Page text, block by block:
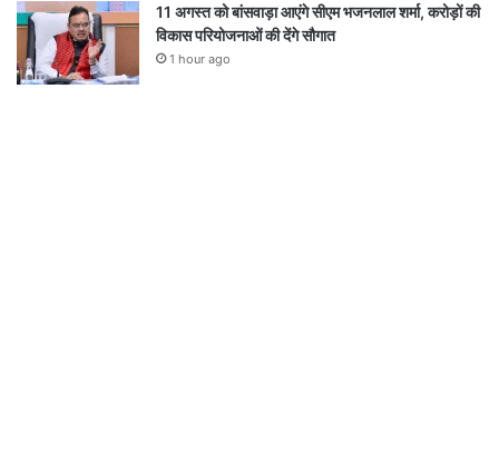
11 अगस्त को बांसवाड़ा आएंगे सीएम भजनलाल शर्मा, करोड़ों की
विकास परियोजनाओं की देंगे सौगात
1 hour ago